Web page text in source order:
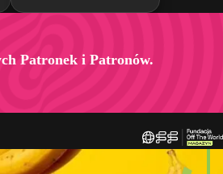
Patronek i Patronów.